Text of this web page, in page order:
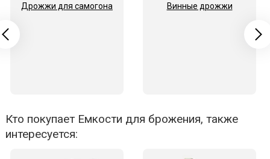
Дрожжи для самогона Винные дрожжи
Кто покупает Емкости для брожения, также
интересуется: